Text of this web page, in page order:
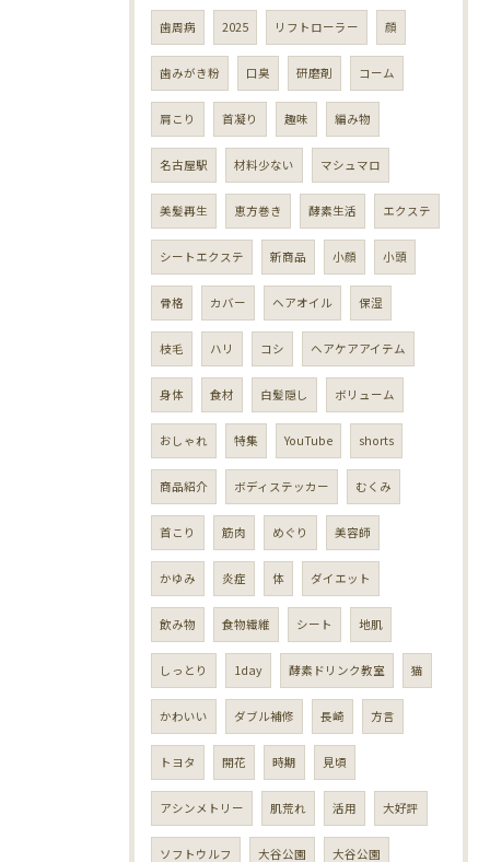
歯周病 2025 リフトローラー 顔
歯みがき粉 口臭 研磨剤 コーム
肩こり 首凝り 趣味 編み物
名古屋駅 材料少ない マシュマロ
美髪再生 恵方巻き 酵素生活 エクステ
シートエクステ 新商品 小顔 小頭
骨格 カバー ヘアオイル 保湿
枝毛 ハリ コシ ヘアケアアイテム
身体 食材 白髪隠し ボリューム
おしゃれ 特集 YouTube shorts
商品紹介 ボディステッカー むくみ
首こり 筋肉 めぐり 美容師
かゆみ 炎症 体 ダイエット
飲み物 食物繊維 シート 地肌
しっとり 1day 酵素ドリンク教室 猫
かわいい ダブル補修 長崎 方言
トヨタ 開花 時期 見頃
アシンメトリー 肌荒れ 活用 大好評
ソフトウルフ 大谷公園 大谷公園